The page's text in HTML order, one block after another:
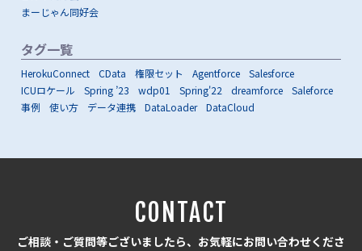
まーじゃん同好会
タグ一覧
HerokuConnect CData 権限セット Agentforce
Salesforce
ICUロケール
Spring ’23 wdp01 Spring'22 dreamforce
Saleforce
事例
使い方 データ連携 DataLoader DataCloud
CONTACT
ご相談・ご質問等ございましたら、お気軽にお問い合わせくださ